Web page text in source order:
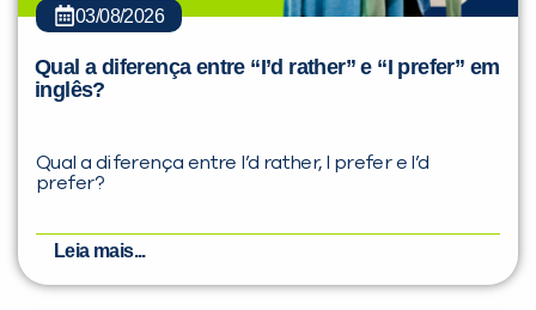
03/08/2026
Qual a diferença entre “I’d rather” e “I prefer” em
inglês?
Qual a diferença entre I’d rather, I prefer e I’d
prefer?
Leia mais...